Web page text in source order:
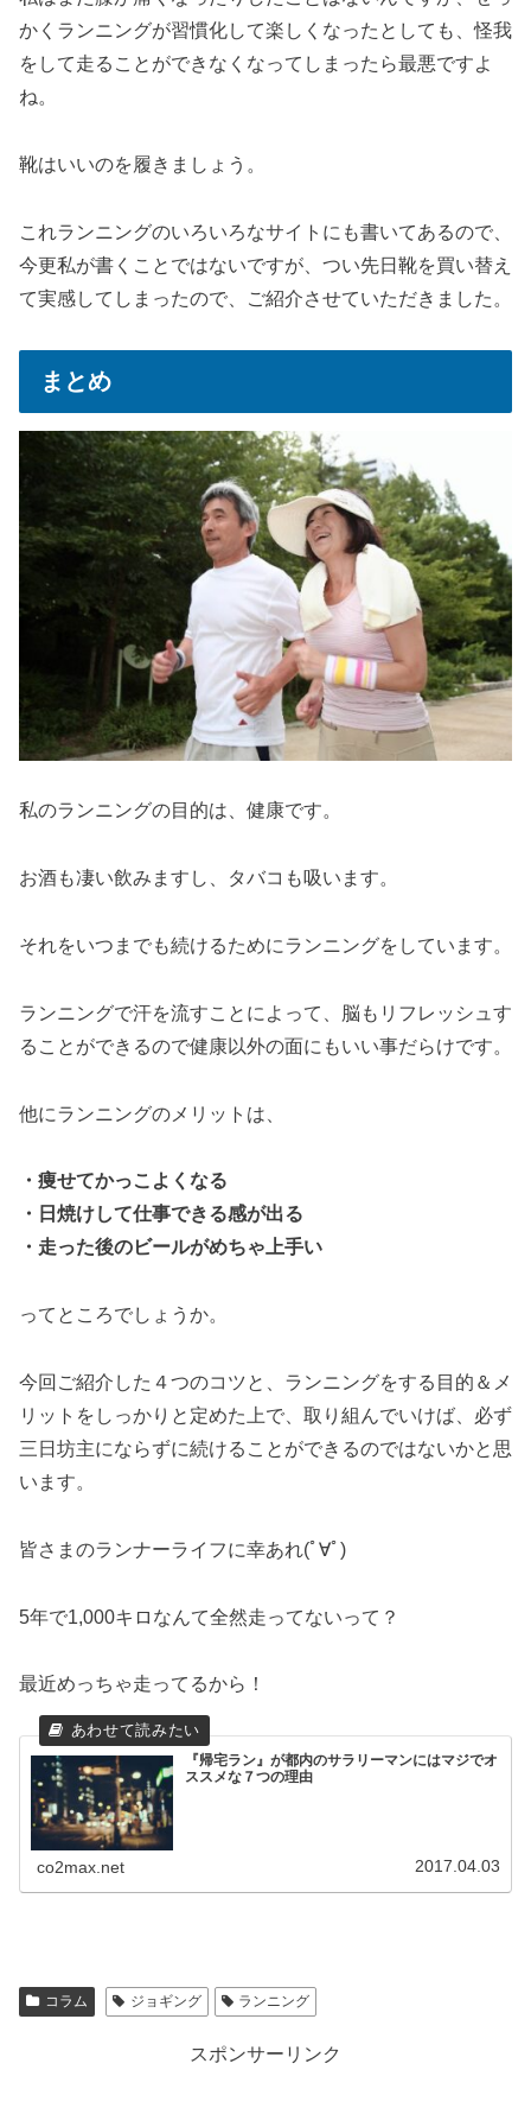
かくランニングが習慣化して楽しくなったとしても、怪我
をして走ることができなくなってしまったら最悪ですよ
ね。
靴はいいのを履きましょう。
これランニングのいろいろなサイトにも書いてあるので、
今更私が書くことではないですが、つい先日靴を買い替え
て実感してしまったので、ご紹介させていただきました。
まとめ
私のランニングの目的は、健康です。
お酒も凄い飲みますし、タバコも吸います。
それをいつまでも続けるためにランニングをしています。
ランニングで汗を流すことによって、脳もリフレッシュす
ることができるので健康以外の面にもいい事だらけです。
他にランニングのメリットは、
・痩せてかっこよくなる
・日焼けして仕事できる感が出る
・走った後のビールがめちゃ上手い
ってところでしょうか。
今回ご紹介した４つのコツと、ランニングをする目的＆メ
リットをしっかりと定めた上で、取り組んでいけば、必ず
三日坊主にならずに続けることができるのではないかと思
います。
皆さまのランナーライフに幸あれ(ﾟ∀ﾟ)
5年で1,000キロなんて全然走ってないって？
最近めっちゃ走ってるから！
『帰宅ラン』が都内のサラリーマンにはマジでオ
ススメな７つの理由
co2max.net 2017.04.03
コラム ジョギング ランニング
スポンサーリンク